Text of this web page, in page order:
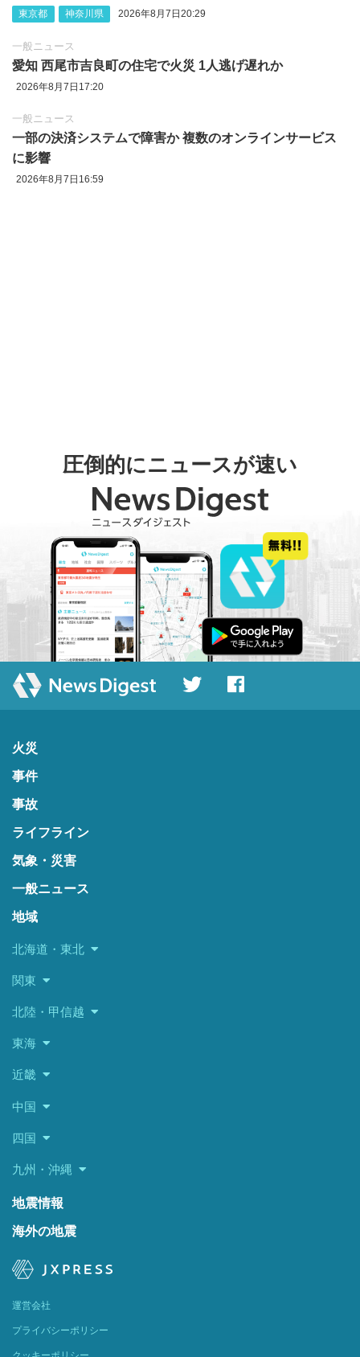
東京都 神奈川県 2026年8月7日20:29
一般ニュース
愛知 西尾市吉良町の住宅で火災 1人逃げ遅れか
2026年8月7日17:20
一般ニュース
一部の決済システムで障害か 複数のオンラインサービス
に影響
2026年8月7日16:59
圧倒的にニュースが速い
火災
事件
事故
ライフライン
気象・災害
一般ニュース
地域
北海道・東北
関東
北陸・甲信越
東海
近畿
中国
四国
九州・沖縄
地震情報
海外の地震
運営会社
プライバシーポリシー